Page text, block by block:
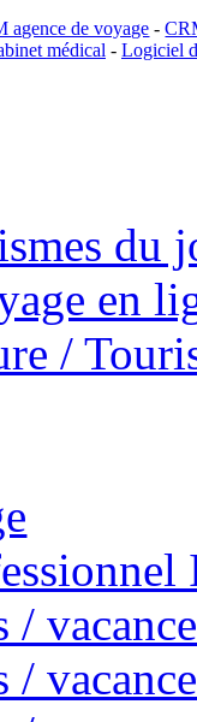
agence de voyage -
médical- Logiciel
du
en
/
/